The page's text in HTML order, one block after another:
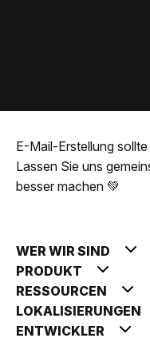
E-Mail-Erstellung
Lassen Sie uns
besser machen 💚
WER WIR SIND
PRODUKT
RESSOURCEN
LOKALISIERUNGEN
ENTWICKLER